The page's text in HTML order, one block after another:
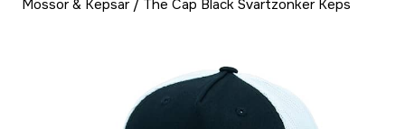
Mössor & Kepsar/ The Cap Black Svartzonker Keps